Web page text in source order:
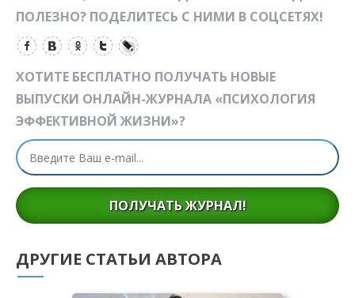
ПОЛЕЗНО? ПОДЕЛИТЕСЬ С НИМИ В СОЦСЕТЯХ!
ХОТИТЕ БЕСПЛАТНО ПОЛУЧАТЬ НОВЫЕ
ВЫПУСКИ ОНЛАЙН-ЖУРНАЛА «ПСИХОЛОГИЯ
ЭФФЕКТИВНОЙ ЖИЗНИ»?
ПОЛУЧАТЬ ЖУРНАЛ!
ДРУГИЕ СТАТЬИ АВТОРА